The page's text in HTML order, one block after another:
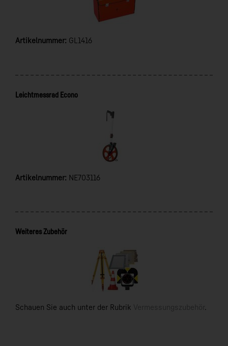
Artikelnummer: GL1416
Leichtmessrad Econo
Artikelnummer: NE703116
Weiteres Zubehör
Schauen Sie auch unter der Rubrik Vermessungszubehör